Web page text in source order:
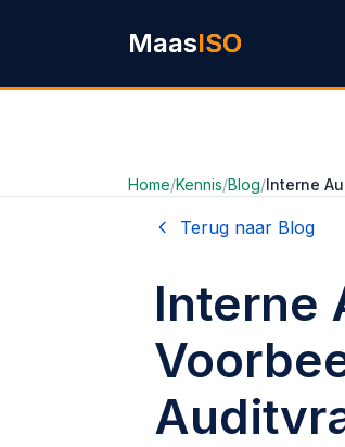
MaasISO
Home/Kennis/Blog/Interne
Terug naar Blog
Interne